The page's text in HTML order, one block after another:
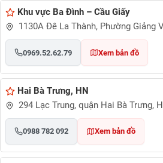
Khu vực Ba Đình – Cầu Giấy
1130A Đê La Thành, Phường Giảng
0969.52.62.79 Xem bản đồ
Hai Bà Trưng, HN
294 Lạc Trung, quận Hai Bà Trưng,
0988 782 092 Xem bản đồ